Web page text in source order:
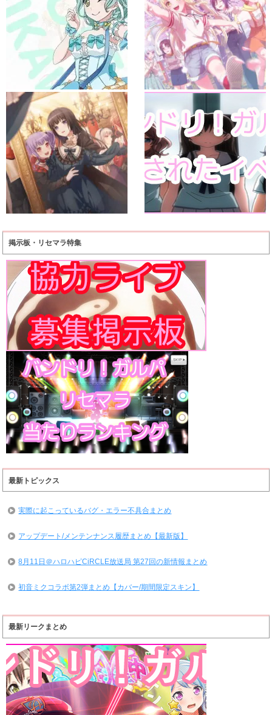
掲示板・リセマラ特集
最新トピックス
実際に起こっているバグ・エラー不具合まとめ
アップデート/メンテンナンス履歴まとめ【最新版】
8月11日＠ハロハピCiRCLE放送局 第27回の新情報まとめ
初音ミクコラボ第2弾まとめ【カバー/期間限定スキン】
最新リークまとめ